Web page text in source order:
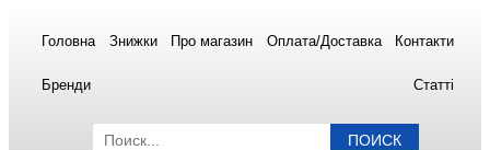
Головна Знижки Про магазин Оплата/Доставка Контакти
Бренди Статті
ПОИСК